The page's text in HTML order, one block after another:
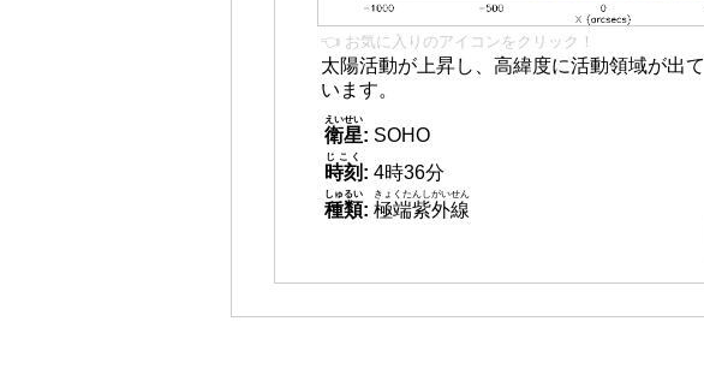
👈 お気に入りのアイコンをクリック！
太陽活動が上昇し、高緯度に活動領域が出て
います。
衛星
えいせい
: SOHO
時刻
じこく
: 4時36分
種類
しゅるい
: 極端紫外線
きょくたんしがいせん